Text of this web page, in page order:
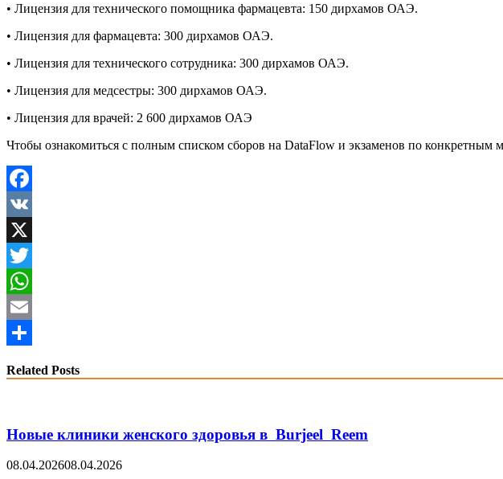
• Лицензия для технического помощника фармацевта: 150 дирхамов ОАЭ.
• Лицензия для фармацевта: 300 дирхамов ОАЭ.
• Лицензия для технического сотрудника: 300 дирхамов ОАЭ.
• Лицензия для медсестры: 300 дирхамов ОАЭ.
• Лицензия для врачей: 2 600 дирхамов ОАЭ
Чтобы ознакомиться с полным списком сборов на DataFlow и экзаменов по
Facebook
VK
X
Twitter
WhatsApp
Email
Related Posts
Новые клиники женского здоровья в Burjeel Reem
08.04.202608.04.2026